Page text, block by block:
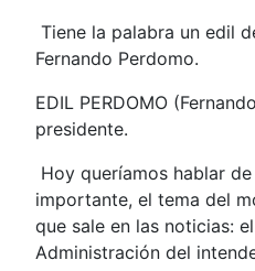
Tiene la palabra un edil
Fernando Perdomo.
EDIL PERDOMO
presidente.
Hoy queríamos hablar
importante, el tema del
que sale en las noticias:
Administración del